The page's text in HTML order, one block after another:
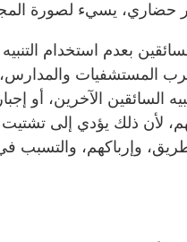
حضاري، يسيء لصورة
بعدم استخدام
المستشفيات
السائقين الآخرين، أو
لأن ذلك يؤدي إلى تشتيت
وإرباكهم، والتسبب